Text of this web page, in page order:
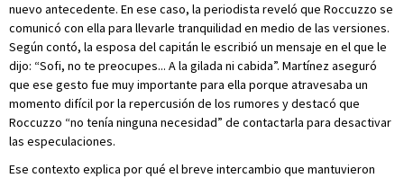
nuevo antecedente. En ese caso, la periodista reveló que Roccuzzo se
comunicó con ella para llevarle tranquilidad en medio de las versiones.
Según contó, la esposa del capitán le escribió un mensaje en el que le
dijo: “Sofi, no te preocupes... A la gilada ni cabida”. Martínez aseguró
que ese gesto fue muy importante para ella porque atravesaba un
momento difícil por la repercusión de los rumores y destacó que
Roccuzzo “no tenía ninguna necesidad” de contactarla para desactivar
las especulaciones.
Ese contexto explica por qué el breve intercambio que mantuvieron